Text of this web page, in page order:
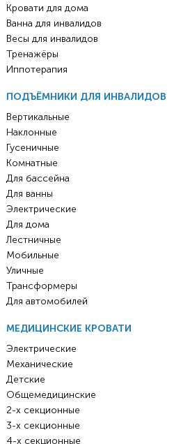
Кровати для дома
Ванна для инвалидов
Весы для инвалидов
Тренажёры
Иппотерапия
ПОДЪЁМНИКИ ДЛЯ ИНВАЛИДОВ
Вертикальные
Наклонные
Гусеничные
Комнатные
Для бассейна
Для ванны
Электрические
Для дома
Лестничные
Мобильные
Уличные
Трансформеры
Для автомобилей
МЕДИЦИНСКИЕ КРОВАТИ
Электрические
Механические
Детские
Общемедицинские
2-х секционные
3-х секционные
4-х секционные